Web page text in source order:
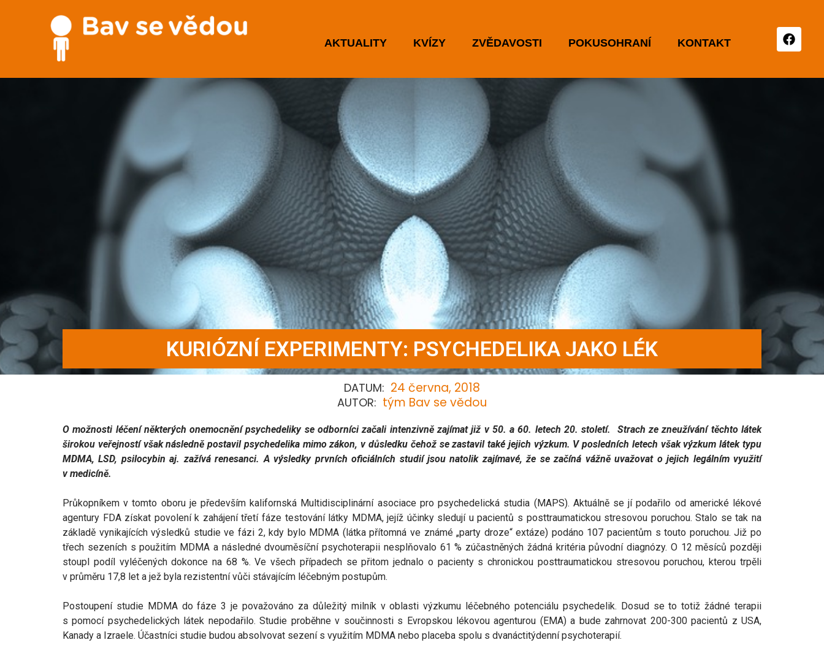
AKTUALITY KVÍZY ZVĚDAVOSTI POKUSOHRANÍ KONTAKT
KURIÓZNÍ EXPERIMENTY: PSYCHEDELIKA JAKO LÉK
DATUM: 24 června, 2018
AUTOR: tým Bav se vědou
O možnosti léčení některých onemocnění psychedeliky se odborníci začali intenzivně zajímat již v 50. a 60. letech 20. století. Strach ze zneužívání těchto látek
širokou veřejností však následně postavil psychedelika mimo zákon, v důsledku čehož se zastavil také jejich výzkum. V posledních letech však výzkum látek typu
MDMA, LSD, psilocybin aj. zažívá renesanci. A výsledky prvních oficiálních studií jsou natolik zajímavé, že se začíná vážně uvažovat o jejich legálním využití
v medicíně.
Průkopníkem v tomto oboru je především kalifornská Multidisciplinární asociace pro psychedelická studia (MAPS). Aktuálně se jí podařilo od americké lékové
agentury FDA získat povolení k zahájení třetí fáze testování látky MDMA, jejíž účinky sledují u pacientů s posttraumatickou stresovou poruchou. Stalo se tak na
základě vynikajících výsledků studie ve fázi 2, kdy bylo MDMA (látka přítomná ve známé „party droze“ extáze) podáno 107 pacientům s touto poruchou. Již po
třech sezeních s použitím MDMA a následné dvouměsíční psychoterapii nesplňovalo 61 % zúčastněných žádná kritéria původní diagnózy. O 12 měsíců později
stoupl podíl vyléčených dokonce na 68 %. Ve všech případech se přitom jednalo o pacienty s chronickou posttraumatickou stresovou poruchou, kterou trpěli
v průměru 17,8 let a jež byla rezistentní vůči stávajícím léčebným postupům.
Postoupení studie MDMA do fáze 3 je považováno za důležitý milník v oblasti výzkumu léčebného potenciálu psychedelik. Dosud se to totiž žádné terapii
s pomocí psychedelických látek nepodařilo. Studie proběhne v součinnosti s Evropskou lékovou agenturou (EMA) a bude zahrnovat 200-300 pacientů z USA,
Kanady a Izraele. Účastníci studie budou absolvovat sezení s využitím MDMA nebo placeba spolu s dvanáctitýdenní psychoterapií.